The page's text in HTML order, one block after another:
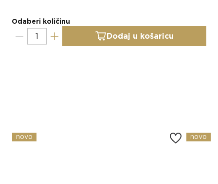
Odaberi količinu
Dodaj u košaricu
novo novo